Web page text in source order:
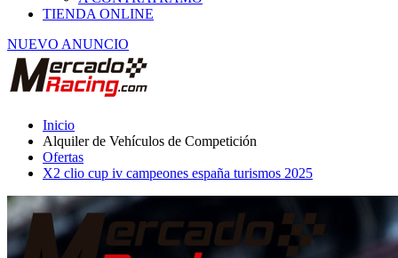
NUEVO ANUNCIO
Alquiler de Vehículos de Competición
Ofertas
X2 clio cup iv campeones españa turismos 2025